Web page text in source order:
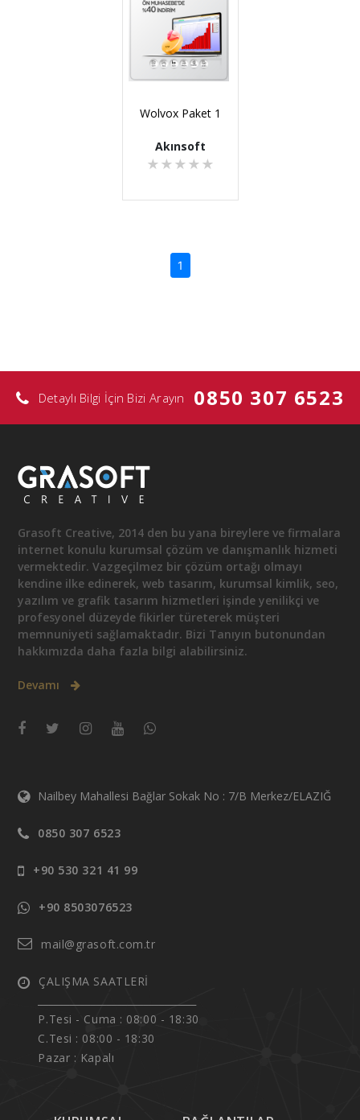
Wolvox Paket 1
Akınsoft
★ ★ ★ ★ ★
1
Detaylı Bilgi İçin Bizi Arayın 0850 307 6523
Grasoft Creative, 2014 den bu yana bireylere ve firmalara
internet konulu kurumsal çözüm ve danışmanlık hizmeti
vermektedir. Vazgeçilmez bir çözüm ortağı olmayı
kendine ilke edinerek, web tasarım, kurumsal kimlik, seo,
yazılım ve grafik tasarım hizmetleri işinde yenilikçi ve
profesyonel düzeyde fikirler türeterek müşteri
memnuniyeti sağlamaktadır. Bizi Tanıyın butonundan
hakkımızda daha fazla bilgi alabilirsiniz.
Devamı
Nailbey Mahallesi Bağlar Sokak No : 7/B Merkez/ELAZIĞ
0850 307 6523
+90 530 321 41 99
+90 8503076523
mail@grasoft.com.tr
ÇALIŞMA SAATLERİ
P.Tesi - Cuma : 08:00 - 18:30
C.Tesi : 08:00 - 18:30
Pazar : Kapalı